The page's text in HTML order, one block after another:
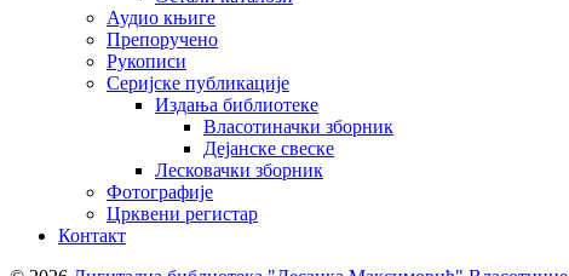
Аудио књиге
Препоручено
Рукописи
Серијске публикације
Издања библиотеке
Власотиначки зборник
Дејанске свеске
Лесковачки зборник
Фотографије
Црквени регистар
Контакт